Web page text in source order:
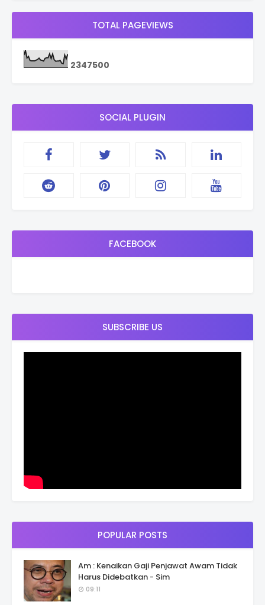
TOTAL PAGEVIEWS
2347500
SOCIAL PLUGIN
FACEBOOK
SUBSCRIBE US
POPULAR POSTS
Am : Kenaikan Gaji Penjawat Awam Tidak
Harus Didebatkan - Sim
09:11